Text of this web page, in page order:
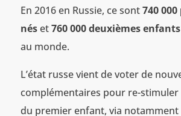
En 2016 en Russie, ce sont740
néset760 000 deuxièmes enfants
au monde.
L’état russe vient de voter de
complémentaires pour re-stimuler
du premier enfant, via